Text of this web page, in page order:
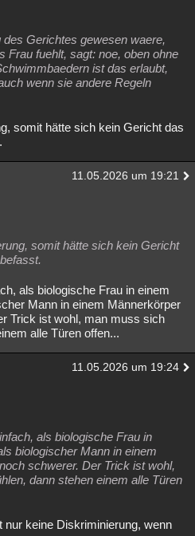
Gerichtes gewesen waere,
Frau fuehlt, sagt: noe, oben ohne
ist das erlaubt,
wenn sie andere Regeln
somit hätte sich kein Gericht das
11.05.2026 um 19:21
somit hätte sich kein Gericht
als biologische Frau in einem
Mann in einem Männerkörper
Trick ist wohl, man muss sich
alle Türen offen...
11.05.2026 um 19:24
als biologische Frau in
biologischer Mann in einem
schwerer. Der Trick ist wohl,
dann stehen einem alle Türen
keine Diskriminierung, wenn